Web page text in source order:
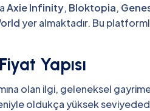
Axie Infinity, Bloktopia,
yer almaktadır. Bu
Yapısı
olan ilgi, geleneksel
oldukça yüksek